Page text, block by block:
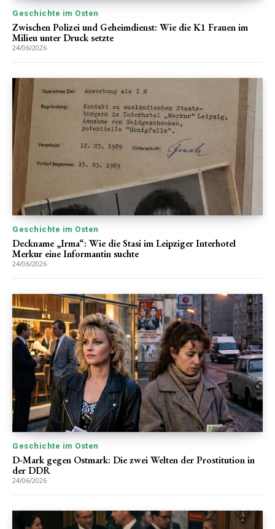
Geschichte im Osten
Zwischen Polizei und Geheimdienst: Wie die K1 Frauen im
Milieu unter Druck setzte
24/06/2026
Geschichte im Osten
Deckname „Irma“: Wie die Stasi im Leipziger Interhotel
Merkur eine Informantin suchte
24/06/2026
Geschichte im Osten
D-Mark gegen Ostmark: Die zwei Welten der Prostitution in
der DDR
24/06/2026